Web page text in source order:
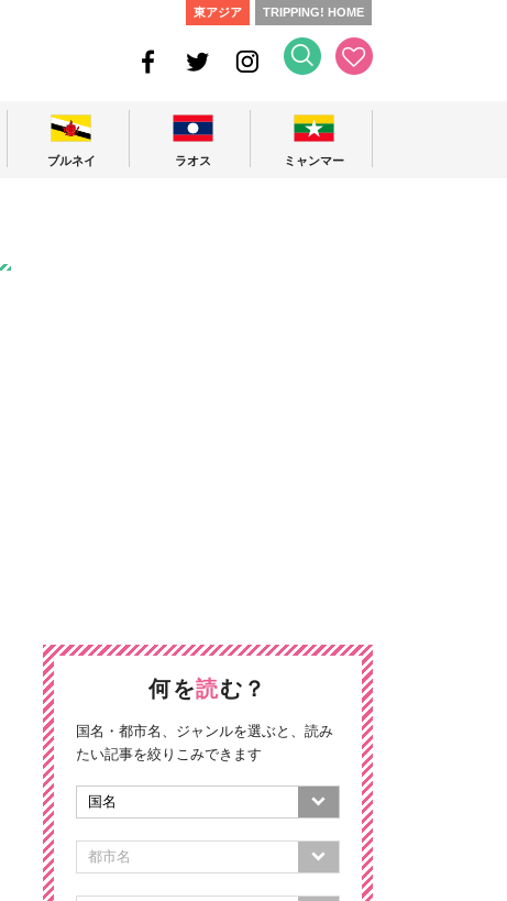
東アジア TRIPPING! HOME
ブルネイ ラオス ミャンマー
何を読む？
国名・都市名、ジャンルを選ぶと、読み
たい記事を絞りこみできます